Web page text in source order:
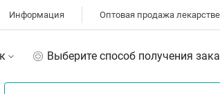
Информация Оптовая продажа
Выберите способ получения